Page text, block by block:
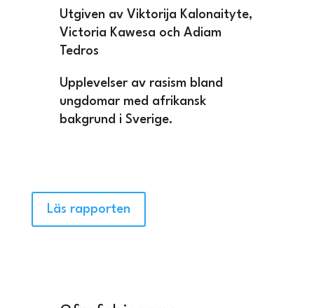
Utgiven av Viktorija Kalonaityte,
Victoria Kawesa och Adiam
Tedros
Upplevelser av rasism bland
ungdomar med afrikansk
bakgrund i Sverige.
Läs rapporten